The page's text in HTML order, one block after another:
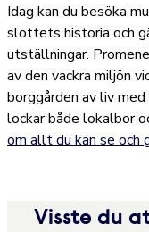
Idag kan du besöka
slottets historia och
utställningar.
av den vackra miljön
borggården av liv
lockar både lokalbor
om allt du kan se och
Visste du